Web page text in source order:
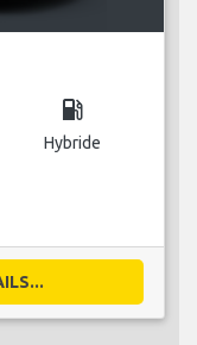
local_gas_station
Hybride